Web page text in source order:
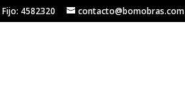
4582320 contacto@bomobras.com